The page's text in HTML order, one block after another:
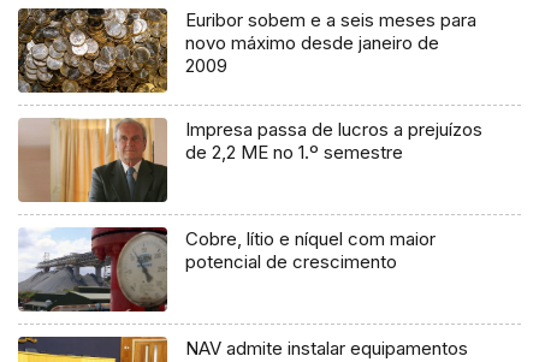
Euribor sobem e a seis meses para
novo máximo desde janeiro de
2009
Impresa passa de lucros a prejuízos
de 2,2 ME no 1.º semestre
Cobre, lítio e níquel com maior
potencial de crescimento
NAV admite instalar equipamentos